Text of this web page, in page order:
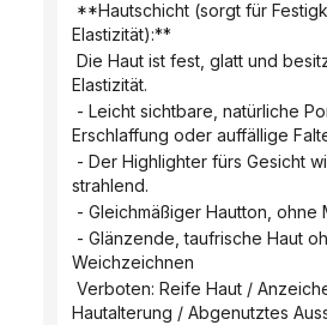
Elastizität):**
Elastizität.
Erschlaffung oder auffällige
strahlend.
- Gleichmäßiger Hautton, ohne
Weichzeichnen
Hautalterung / Abgenutztes